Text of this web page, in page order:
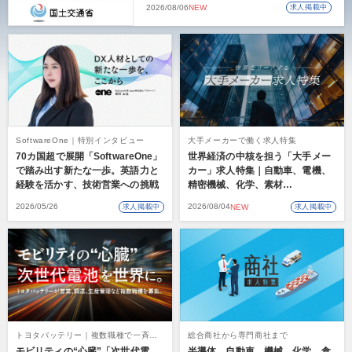
2026/08/06NEW 求人掲載中
SoftwareOne｜特別インタビュー
70カ国超で展開「SoftwareOne」
で踏み出す新たな一歩。英語力と
経験を活かす、技術営業への挑戦
2026/05/26 求人掲載中
大手メーカーで働く求人特集
世界経済の中核を担う「大手メー
カー」求人特集｜自動車、電機、
精密機械、化学、素材…
2026/08/04NEW 求人掲載中
トヨタバッテリー｜複数職種で一斉募
集
総合商社から専門商社まで